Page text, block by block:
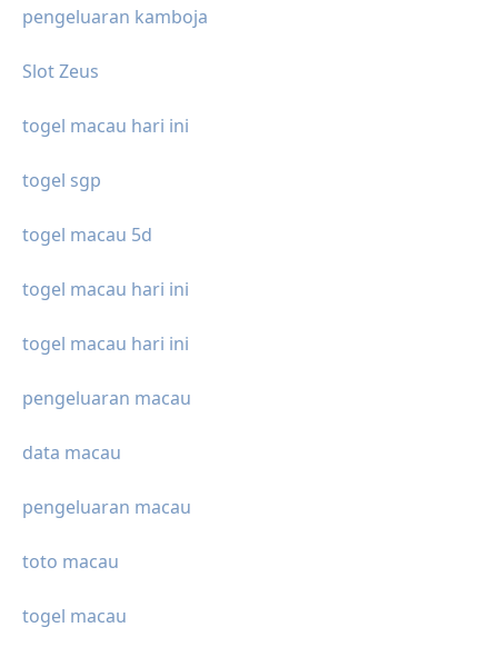
pengeluaran kamboja
Slot Zeus
togel macau hari ini
togel sgp
togel macau 5d
togel macau hari ini
togel macau hari ini
pengeluaran macau
data macau
pengeluaran macau
toto macau
togel macau